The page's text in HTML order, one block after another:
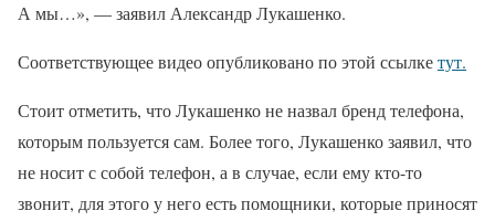
А мы…», — заявил Александр Лукашенко.
Соответствующее видео опубликовано по этой ссылкетут.
Стоит отметить, что Лукашенко не назвал бренд телефона,
которым пользуется сам. Более того, Лукашенко заявил, что
не носит с собой телефон, а в случае, если ему кто-то
звонит, для этого у него есть помощники, которые приносят